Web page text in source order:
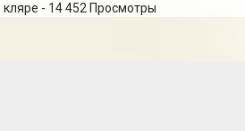
кляре - 14 452 Просмотры